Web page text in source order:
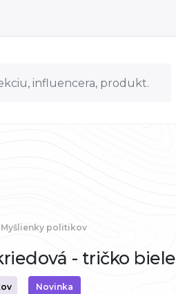
Myšlienky politikov
- tričko biele
Novinka